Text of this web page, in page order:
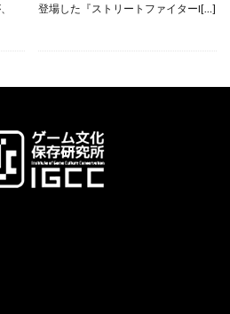
登場した『ストリートファイターI[…]